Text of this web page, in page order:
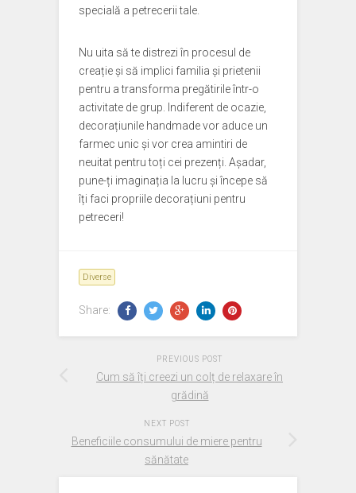
specială a petrecerii tale.
Nu uita să te distrezi în procesul de
creație și să implici familia și prietenii
pentru a transforma pregătirile într-o
activitate de grup. Indiferent de ocazie,
decorațiunile handmade vor aduce un
farmec unic și vor crea amintiri de
neuitat pentru toți cei prezenți. Așadar,
pune-ți imaginația la lucru și începe să
îți faci propriile decorațiuni pentru
petreceri!
Diverse
Share:
PREVIOUS POST
Cum să îți creezi un colț de relaxare în
grădină
NEXT POST
Beneficiile consumului de miere pentru
sănătate